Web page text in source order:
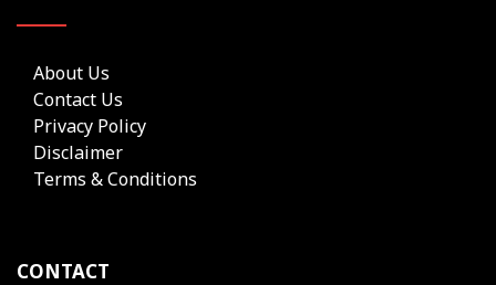
About Us
Contact Us
Privacy Policy
Disclaimer
Terms & Conditions
CONTACT